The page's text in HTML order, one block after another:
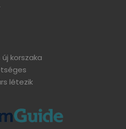
korszaka
létezik